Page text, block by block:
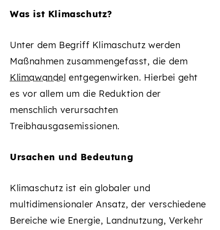
Was ist Klimaschutz?
Unter dem Begriff Klimaschutz werden
Maßnahmen zusammengefasst, die dem
Klimawandel entgegenwirken. Hierbei geht
es vor allem um die Reduktion der
menschlich verursachten
Treibhausgasemissionen.
Ursachen und Bedeutung
Klimaschutz ist ein globaler und
multidimensionaler Ansatz, der verschiedene
Bereiche wie Energie, Landnutzung, Verkehr